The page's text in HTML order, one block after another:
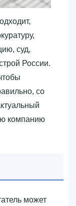
суд,
России.
со
компанию
может